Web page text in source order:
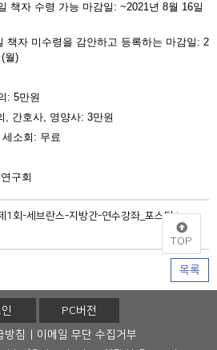
책자 수령 가능 마감일: ~2021년 8월 16일
을 감안하고 등록하는 마감일: 2
월)
: 5만원
사, 영양사: 3만원
회: 무료
구회
회-세브란스-지방간-연수강좌_포스터.jpg
목록
TOP
PC버전
방침
이메일 무단 수집거부